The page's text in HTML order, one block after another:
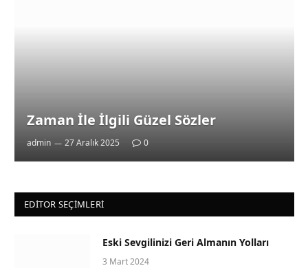
Zaman İle İlgili Güzel Sözler
admin 27 Aralık 2025 0
EDITOR SEÇIMLERI
Eski Sevgilinizi Geri Almanın Yolları
3 Mart 2024